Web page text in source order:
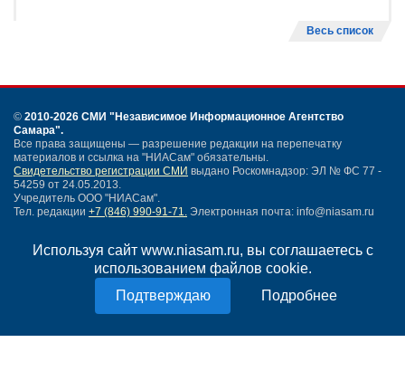
Используя сайт www.niasam.ru, вы соглашаетесь с
использованием файлов cookie.
Подробнее
Весь список
© 2010-2026 СМИ "Независимое Информационное Агентство
Самара".
Все права защищены — разрешение редакции на перепечатку
материалов и ссылка на "НИАСам" обязательны.
Свидетельство регистрации СМИ выдано Роскомнадзор: ЭЛ № ФС 77 -
54259 от 24.05.2013.
Учредитель ООО "НИАСам".
Тел. редакции +7 (846) 990-91-71. Электронная почта: info@niasam.ru
Карта сайта
Нашли ошибку?
Политика конфиденциальности
Согласие на обработку персональных данных